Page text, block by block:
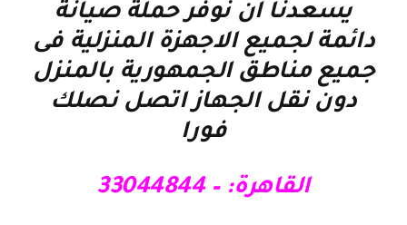
يسعدنا ان نوفر حملة صيانة
دائمة لجميع الاجهزة المنزلية فى
جميع مناطق الجمهورية بالمنزل
دون نقل الجهاز اتصل نصلك
فورا
القاهرة: – 33044844